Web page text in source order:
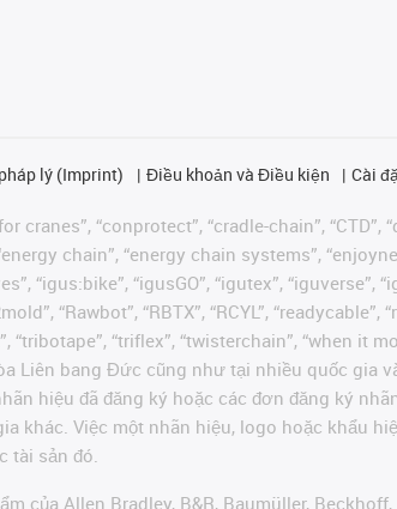
lý (Imprint) Điều khoản và Điều kiện Cài
“conprotect”, “cradle-chain”, “CTD”,
chain”, “energy chain systems”,
“igus:bike”, “igusGO”, “igutex”, “iguverse”,
“Rawbot”, “RBTX”, “RCYL”, “readycable”,
“tribotape”, “triflex”, “twisterchain”, “when it
Liên bang Đức cũng như tại nhiều quốc gia
hiệu đã đăng ký hoặc các đơn đăng ký
khác. Việc một nhãn hiệu, logo hoặc khẩu
tài sản đó.
Allen Bradley, B&R, Baumüller, Beckhoff,